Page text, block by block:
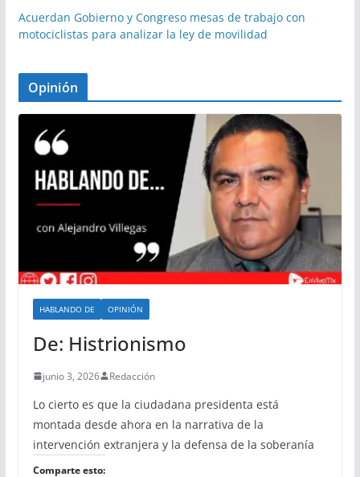
Acuerdan Gobierno y Congreso mesas de trabajo con
motociclistas para analizar la ley de movilidad
Opinión
HABLANDO DE OPINIÓN
De: Histrionismo
junio 3, 2026 Redacción
Lo cierto es que la ciudadana presidenta está
montada desde ahora en la narrativa de la
intervención extranjera y la defensa de la soberanía
Comparte esto: